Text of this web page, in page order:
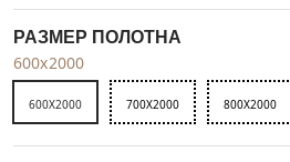
РАЗМЕР ПОЛОТНА
600x2000
600X2000 700X2000 800X2000